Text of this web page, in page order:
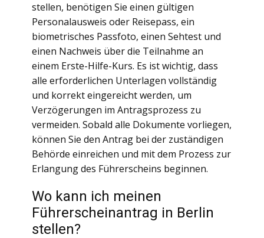
stellen, benötigen Sie einen gültigen
Personalausweis oder Reisepass, ein
biometrisches Passfoto, einen Sehtest und
einen Nachweis über die Teilnahme an
einem Erste-Hilfe-Kurs. Es ist wichtig, dass
alle erforderlichen Unterlagen vollständig
und korrekt eingereicht werden, um
Verzögerungen im Antragsprozess zu
vermeiden. Sobald alle Dokumente vorliegen,
können Sie den Antrag bei der zuständigen
Behörde einreichen und mit dem Prozess zur
Erlangung des Führerscheins beginnen.
Wo kann ich meinen
Führerscheinantrag in Berlin
stellen?